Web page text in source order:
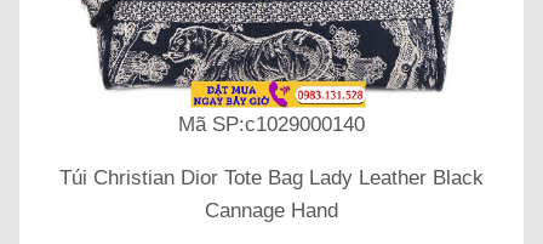
Mã SP:c1029000140
Túi Christian Dior Tote Bag Lady Leather Black
Cannage Hand